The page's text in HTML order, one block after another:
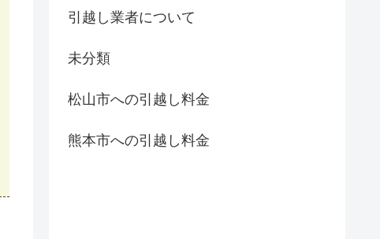
引越し業者について
未分類
松山市への引越し料金
熊本市への引越し料金